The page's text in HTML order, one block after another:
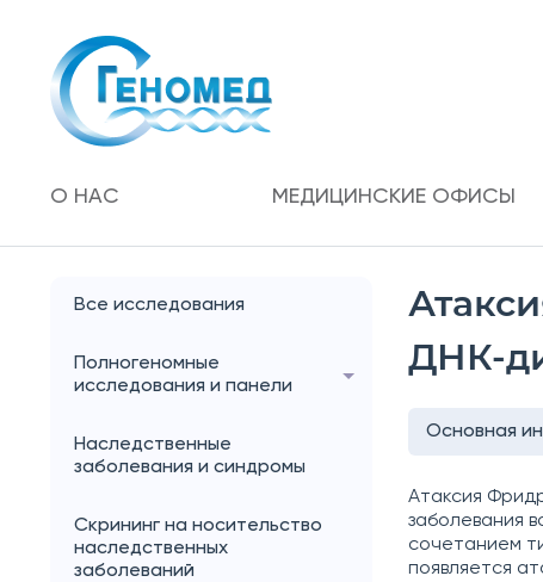
О НАС МЕДИЦИНСКИЕ ОФИСЫ
Все исследования
Полногеномные
исследования и панели
Наследственные
заболевания и синдромы
Скрининг на носительство
наследственных
заболеваний
ДНК-
Основная
Атаксия
заболевания
сочетанием
появляется